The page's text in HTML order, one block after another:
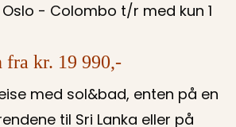
- Colombo t/r med kun 1
fra kr. 19 990,-
med sol&bad, enten på en
til Sri Lanka eller på